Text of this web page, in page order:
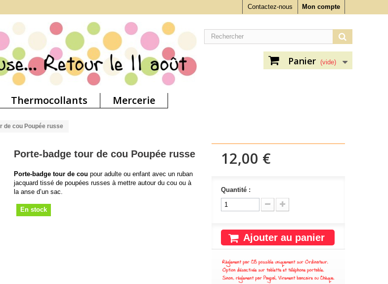
Mon compte
Contactez-nous
Panier (vide)
Thermocollants Mercerie
de cou Poupée russe
Porte-badge tour de cou Poupée russe
Porte-badge tour de cou pour adulte ou enfant avec un ruban
jacquard tissé de poupées russes à mettre autour du cou ou à
la anse d’un sac.
En stock
12,00 €
Quantité :
Ajouter au panier